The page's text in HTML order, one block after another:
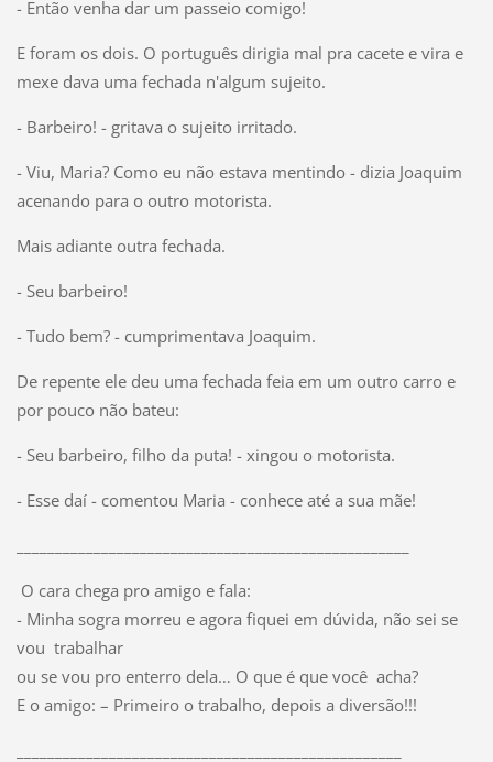
- Então venha dar um passeio comigo!
E foram os dois. O português dirigia mal pra cacete e vira e
mexe dava uma fechada n'algum sujeito.
- Barbeiro! - gritava o sujeito irritado.
- Viu, Maria? Como eu não estava mentindo - dizia Joaquim
acenando para o outro motorista.
Mais adiante outra fechada.
- Seu barbeiro!
- Tudo bem? - cumprimentava Joaquim.
De repente ele deu uma fechada feia em um outro carro e
por pouco não bateu:
- Seu barbeiro, filho da puta! - xingou o motorista.
- Esse daí - comentou Maria - conhece até a sua mãe!
O cara chega pro amigo e fala:
- Minha sogra morreu e agora fiquei em dúvida, não sei se
vou trabalhar
ou se vou pro enterro dela… O que é que você acha?
E o amigo: – Primeiro o trabalho, depois a diversão!!!